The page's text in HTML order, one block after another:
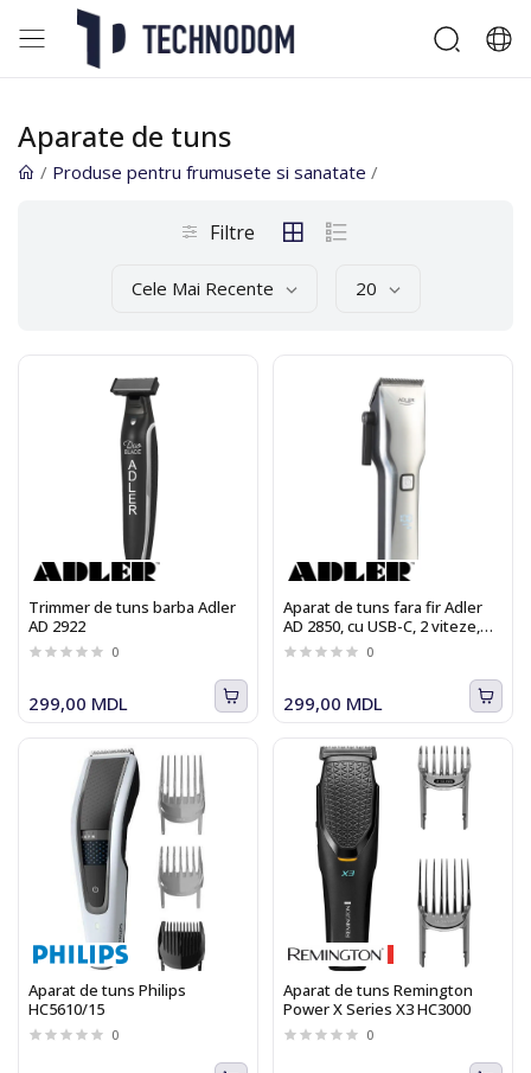
Aparate de tuns
/ Produse pentru frumusete si sanatate /
Filtre
Cele Mai Recente 20
Trimmer de tuns barba Adler
AD 2922
0
299,00 MDL
Aparat de tuns fara fir Adler
AD 2850, cu USB-C, 2 viteze,
afișaj LED, 8 piepteni
0
299,00 MDL
Aparat de tuns Philips
HC5610/15
0
Aparat de tuns Remington
Power X Series X3 HC3000
0